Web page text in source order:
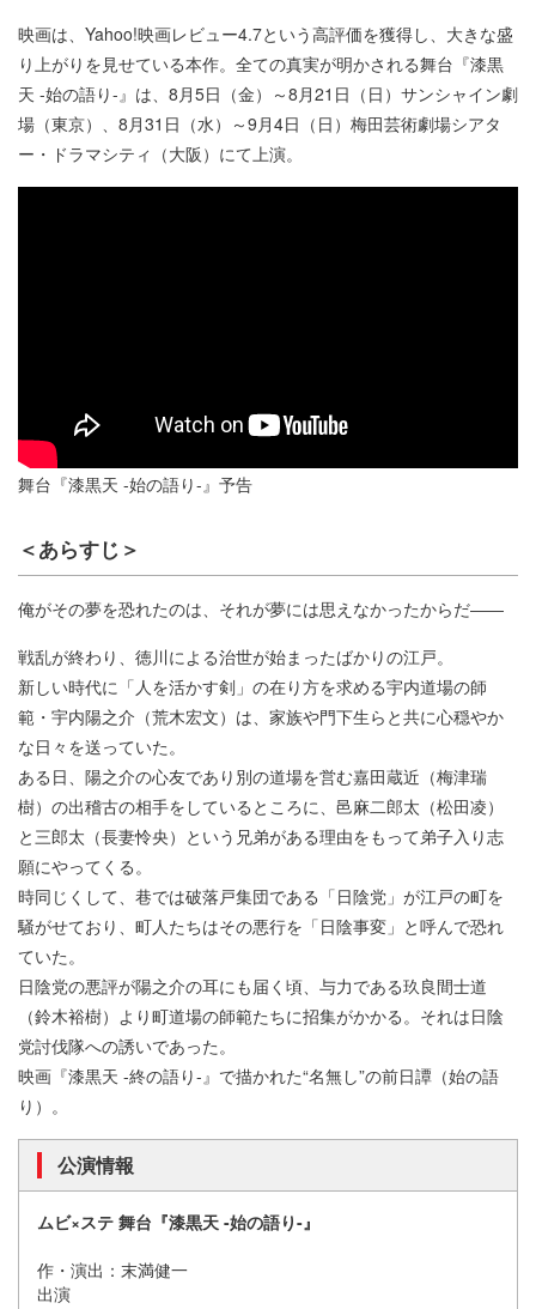
映画は、Yahoo!映画レビュー4.7という高評価を獲得し、大きな盛
り上がりを見せている本作。全ての真実が明かされる舞台『漆黒
天 -始の語り-』は、8月5日（金）～8月21日（日）サンシャイン劇
場（東京）、8月31日（水）～9月4日（日）梅田芸術劇場シアタ
ー・ドラマシティ（大阪）にて上演。
舞台『漆黒天 -始の語り-』予告
＜あらすじ＞
俺がその夢を恐れたのは、それが夢には思えなかったからだ――
戦乱が終わり、徳川による治世が始まったばかりの江戸。
新しい時代に「人を活かす剣」の在り方を求める宇内道場の師
範・宇内陽之介（荒木宏文）は、家族や門下生らと共に心穏やか
な日々を送っていた。
ある日、陽之介の心友であり別の道場を営む嘉田蔵近（梅津瑞
樹）の出稽古の相手をしているところに、邑麻二郎太（松田凌）
と三郎太（長妻怜央）という兄弟がある理由をもって弟子入り志
願にやってくる。
時同じくして、巷では破落戸集団である「日陰党」が江戸の町を
騒がせており、町人たちはその悪行を「日陰事変」と呼んで恐れ
ていた。
日陰党の悪評が陽之介の耳にも届く頃、与力である玖良間士道
（鈴木裕樹）より町道場の師範たちに招集がかかる。それは日陰
党討伐隊への誘いであった。
映画『漆黒天 -終の語り-』で描かれた“名無し”の前日譚（始の語
り）。
公演情報
ムビ×ステ 舞台『漆黒天 -始の語り-』
作・演出：末満健一
出演